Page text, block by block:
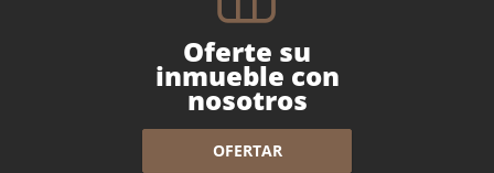
Oferte su
inmueble con
nosotros
OFERTAR